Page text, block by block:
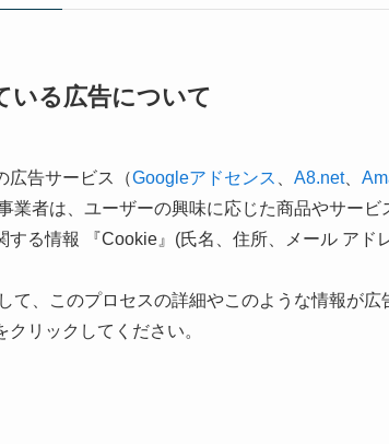
いる広告について
広告サービス（Googleアドセンス A8.net、
業者は、ユーザーの興味に応じた商品やサー
する情報 『Cookie』(氏名、住所、メール アド
て、このプロセスの詳細やこのような情報が
クリックしてください。